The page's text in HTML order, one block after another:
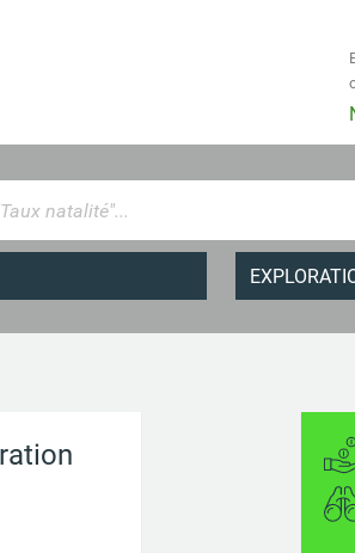
de santé